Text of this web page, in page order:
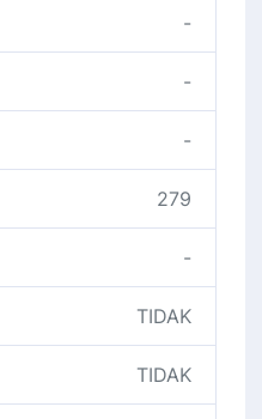
-
-
-
279
-
TIDAK
TIDAK